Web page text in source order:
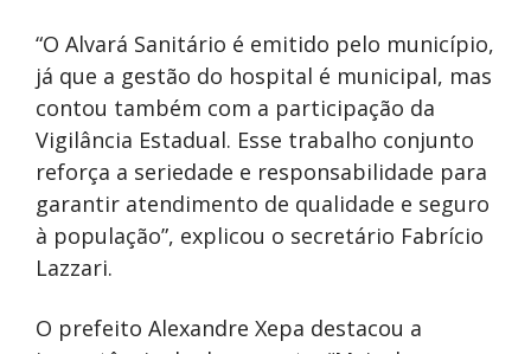
“O Alvará Sanitário é emitido pelo município,
já que a gestão do hospital é municipal, mas
contou também com a participação da
Vigilância Estadual. Esse trabalho conjunto
reforça a seriedade e responsabilidade para
garantir atendimento de qualidade e seguro
à população”, explicou o secretário Fabrício
Lazzari.
O prefeito Alexandre Xepa destacou a